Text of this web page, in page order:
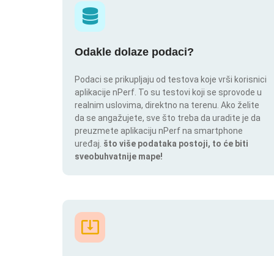
Odakle dolaze podaci?
Podaci se prikupljaju od testova koje vrši korisnici
aplikacije nPerf. To su testovi koji se sprovode u
realnim uslovima, direktno na terenu. Ako želite
da se angažujete, sve što treba da uradite je da
preuzmete aplikaciju nPerf na smartphone
uređaj. što više podataka postoji, to će biti
sveobuhvatnije mape!